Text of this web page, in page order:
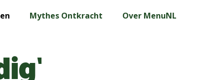
Mythes Ontkracht Over MenuNL